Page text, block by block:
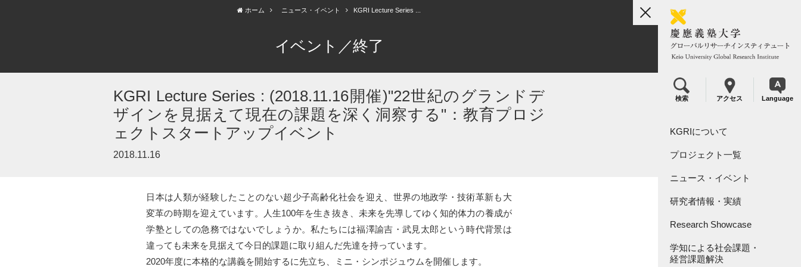
toggle
navigation
検索 アクセス Language
KGRIについて
組織概要
リーダーシップ
KGRI研究指定寄付金につい
プロジェクト一覧
KGRI研究プロジェクト
KGRI内センター
ニュース・イベント
研究者情報・実績
Research Showcase
Research Video Index
学知による社会課題・
経営課題解決
ホーム ニュース・イベント KGRI Lecture Series ...
イベント／終了
KGRI Lecture Series : (2018.11.16開催)"22世紀のグランドデ
ザインを見据えて現在の課題を深く洞察する"：教育プロジ
ェクトスタートアップイベント
2018.11.16
日本は人類が経験したことのない超少子高齢化社会を迎え、世界の地政学・技術革新も大
変革の時期を迎えています。人生100年を生き抜き、未来を先導してゆく知的体力の養成が
学塾としての急務ではないでしょうか。私たちには福澤諭吉・武見太郎という時代背景は
違っても未来を見据えて今日的課題に取り組んだ先達を持っています。
2020年度に本格的な講義を開始するに先立ち、ミニ・シンポジュウムを開催します。